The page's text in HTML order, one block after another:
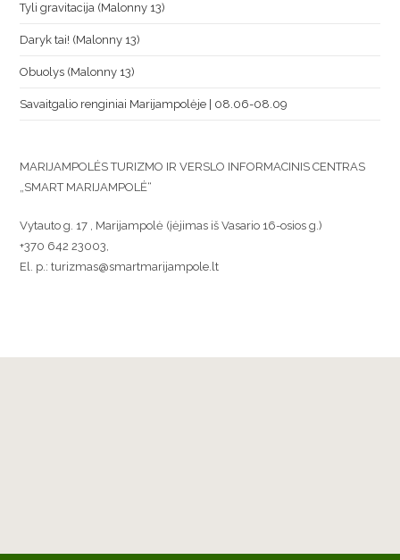
Tyli gravitacija (Malonny 13)
Daryk tai! (Malonny 13)
Obuolys (Malonny 13)
Savaitgalio renginiai Marijampolėje | 08.06-08.09
MARIJAMPOLĖS TURIZMO IR VERSLO INFORMACINIS CENTRAS
„SMART MARIJAMPOLĖ“
Vytauto g. 17 , Marijampolė (įėjimas iš Vasario 16-osios g.)
+370 642 23003,
El. p.: turizmas@smartmarijampole.lt